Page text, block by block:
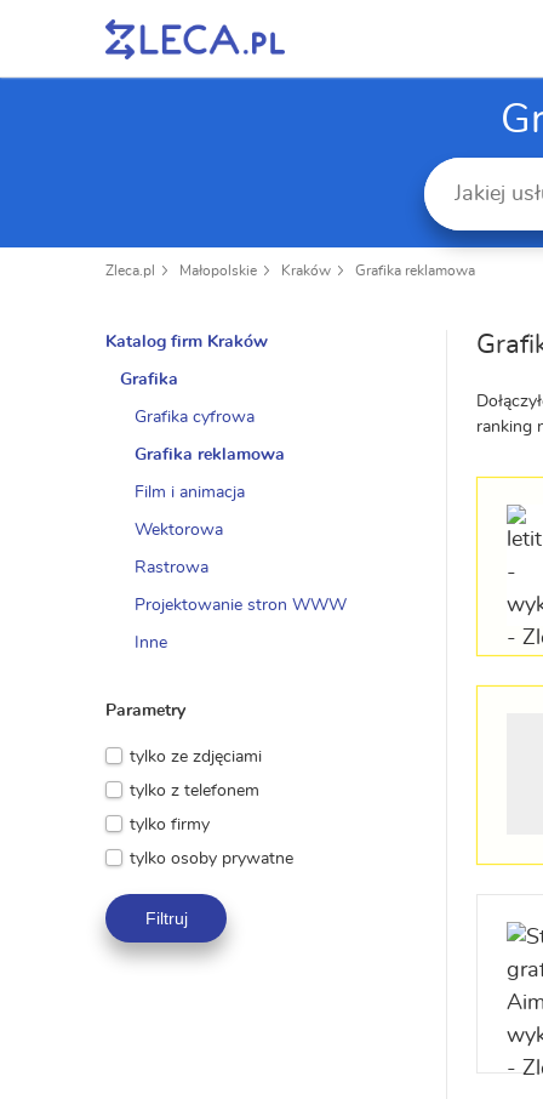
Zleca.pl Małopolskie Kraków Grafika reklamowa
ranking
Katalog firm Kraków
Grafika
Grafika cyfrowa
Grafika reklamowa
Film i animacja
Wektorowa
Rastrowa
Projektowanie stron WWW
Inne
Parametry
tylko ze zdjęciami
tylko z telefonem
tylko firmy
tylko osoby prywatne
Filtruj